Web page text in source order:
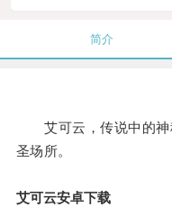
简介
艾可云，传说中的神
圣场所。
艾可云安卓下载